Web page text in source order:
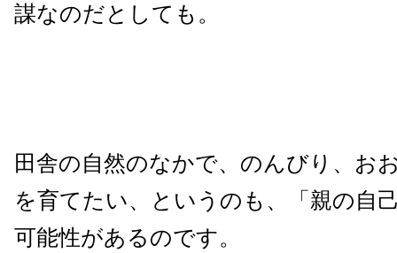
謀なのだとしても。
田舎の自然のなかで、のんびり、お
を育てたい、というのも、「親の自
可能性があるのです。